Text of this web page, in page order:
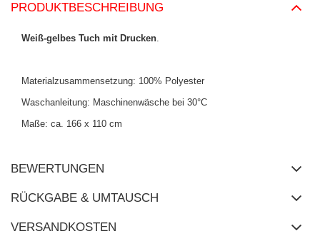
PRODUKTBESCHREIBUNG
Weiß-gelbes Tuch mit Drucken
Materialzusammensetzung: 100% Polyester
Waschanleitung: Maschinenwäsche bei 30°C
Maße: ca. 166 x 110 cm
BEWERTUNGEN
RÜCKGABE & UMTAUSCH
VERSANDKOSTEN